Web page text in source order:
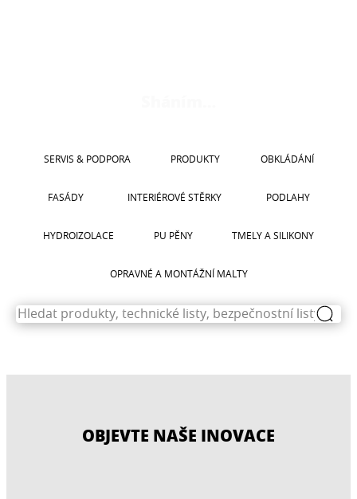
SERVIS & PODPORA PRODUKTY OBKLÁDÁNÍ
FASÁDY INTERIÉROVÉ STĚRKY PODLAHY
HYDROIZOLACE PU PĚNY TMELY A SILIKONY
OPRAVNÉ A MONTÁŽNÍ MALTY
OBJEVTE NAŠE INOVACE